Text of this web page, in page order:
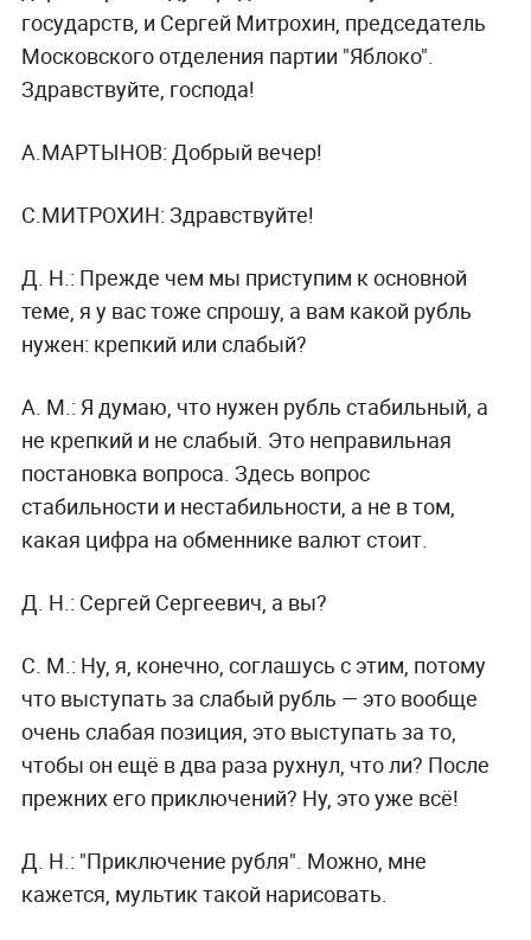
государств, и Сергей Митрохин, председатель
Московского отделения партии "Яблоко".
Здравствуйте, господа!
А.МАРТЫНОВ: Добрый вечер!
С.МИТРОХИН: Здравствуйте!
Д. Н.: Прежде чем мы приступим к основной
теме, я у вас тоже спрошу, а вам какой рубль
нужен: крепкий или слабый?
А. М.: Я думаю, что нужен рубль стабильный, а
не крепкий и не слабый. Это неправильная
постановка вопроса. Здесь вопрос
стабильности и нестабильности, а не в том,
какая цифра на обменнике валют стоит.
Д. Н.: Сергей Сергеевич, а вы?
С. М.: Ну, я, конечно, соглашусь с этим, потому
что выступать за слабый рубль — это вообще
очень слабая позиция, это выступать за то,
чтобы он ещё в два раза рухнул, что ли? После
прежних его приключений? Ну, это уже всё!
Д. Н.: "Приключение рубля". Можно, мне
кажется, мультик такой нарисовать.